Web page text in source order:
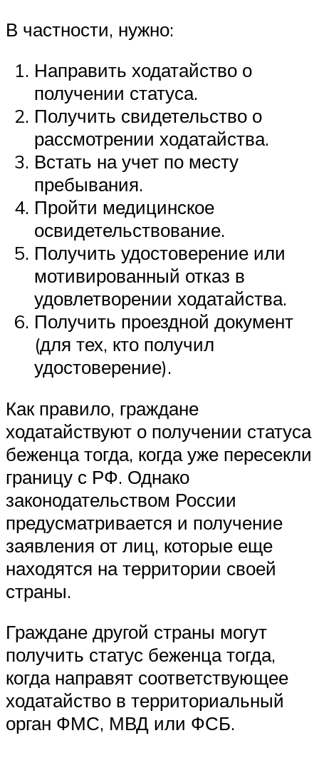
В частности, нужно:
Направить ходатайство о
получении статуса.
Получить свидетельство о
рассмотрении ходатайства.
Встать на учет по месту
пребывания.
Пройти медицинское
освидетельствование.
Получить удостоверение или
мотивированный отказ в
удовлетворении ходатайства.
Получить проездной документ
(для тех, кто получил
удостоверение).
Как правило, граждане
ходатайствуют о получении статуса
беженца тогда, когда уже пересекли
границу с РФ. Однако
законодательством России
предусматривается и получение
заявления от лиц, которые еще
находятся на территории своей
страны.
Граждане другой страны могут
получить статус беженца тогда,
когда направят соответствующее
ходатайство в территориальный
орган ФМС, МВД или ФСБ.